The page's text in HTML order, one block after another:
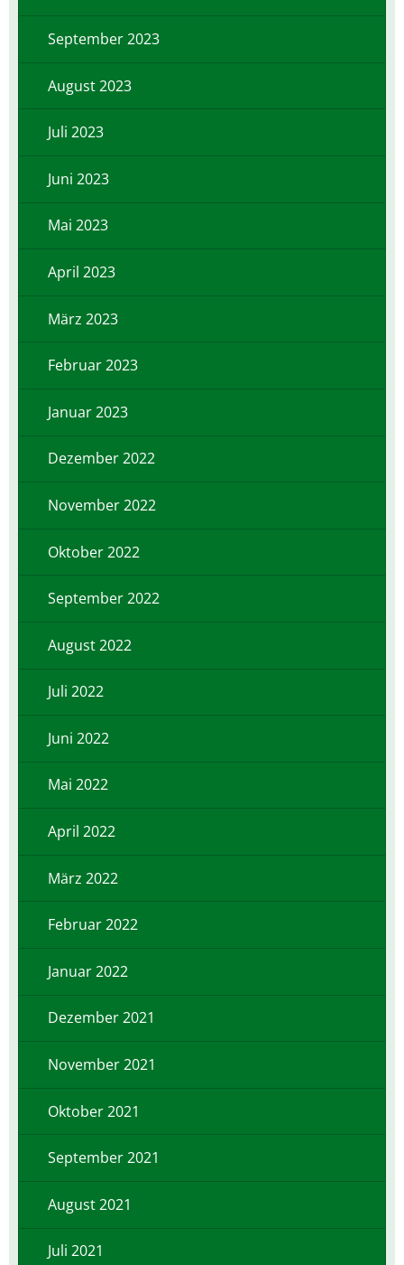
September 2023
August 2023
Juli 2023
Juni 2023
Mai 2023
April 2023
März 2023
Februar 2023
Januar 2023
Dezember 2022
November 2022
Oktober 2022
September 2022
August 2022
Juli 2022
Juni 2022
Mai 2022
April 2022
März 2022
Februar 2022
Januar 2022
Dezember 2021
November 2021
Oktober 2021
September 2021
August 2021
Juli 2021